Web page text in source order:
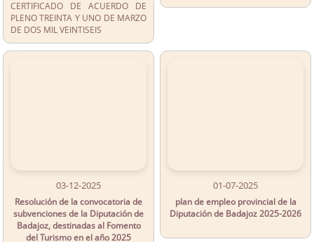
CERTIFICADO DE ACUERDO DE
PLENO TREINTA Y UNO DE MARZO
DE DOS MIL VEINTISEIS
03-12-2025
Resolución de la convocatoria de
subvenciones de la Diputación de
Badajoz, destinadas al Fomento
del Turismo en el año 2025
01-07-2025
plan de empleo provincial de la
Diputación de Badajoz 2025-2026